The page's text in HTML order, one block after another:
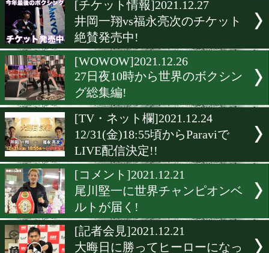
王座を返上
[ニュース]2021.12.28
谷口将隆にWBO世界ベル
く!
[チケット情報]2021.12.27
井岡一翔vs福永亮次のチケ
絶賛発売中!
[WOWOW]2021.12.26
27日夜10時から世界のボク
グ総集編!
[TV・ネット欄]2021.12.24